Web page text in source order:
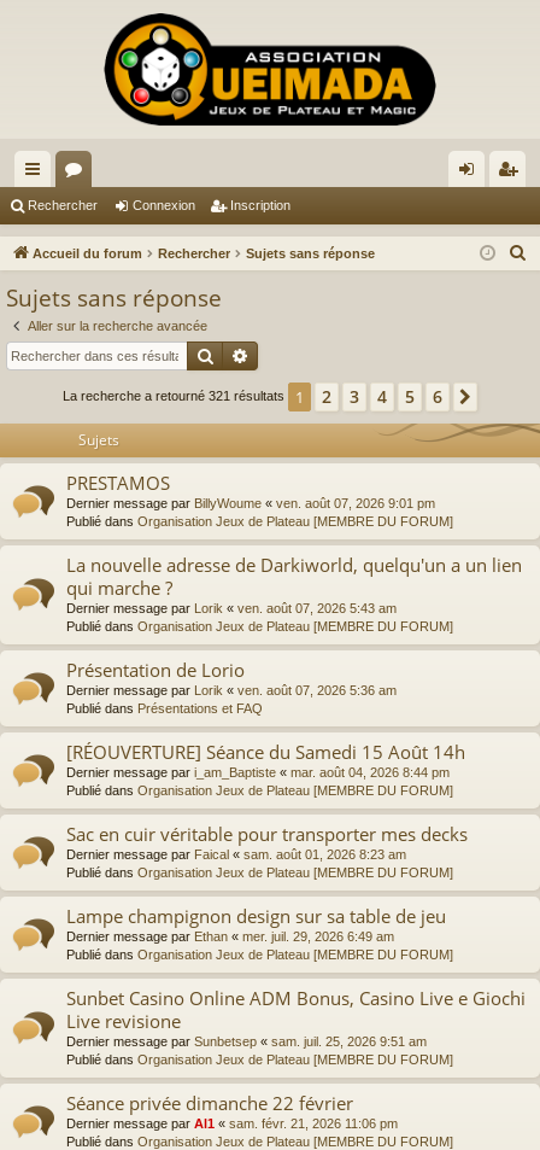
ac
co
ci
s
or
u ne cri
Rechercher Connexion Inscription
Accueil du forum Rechercher Sujets sans réponse
e
Sujets sans réponse
Aller sur la recherche avancée
Rechercher
Recherche avancée
La recherche a retourné 321 résultats 1 2 3 4 5 6
Sujets
PRESTAMOS
Dernier message par BillyWoume « ven. août 07, 2026 9:01 pm
Publié dans Organisation Jeux de Plateau [MEMBRE DU FORUM]
La nouvelle adresse de Darkiworld, quelqu'un a un lien
qui marche ?
Dernier message par Lorik « ven. août 07, 2026 5:43 am
Publié dans Organisation Jeux de Plateau [MEMBRE DU FORUM]
Présentation de Lorio
Dernier message par Lorik « ven. août 07, 2026 5:36 am
Publié dans Présentations et FAQ
[RÉOUVERTURE] Séance du Samedi 15 Août 14h
Dernier message par i_am_Baptiste « mar. août 04, 2026 8:44 pm
Publié dans Organisation Jeux de Plateau [MEMBRE DU FORUM]
Sac en cuir véritable pour transporter mes decks
Dernier message par Faical « sam. août 01, 2026 8:23 am
Publié dans Organisation Jeux de Plateau [MEMBRE DU FORUM]
Lampe champignon design sur sa table de jeu
Dernier message par Ethan « mer. juil. 29, 2026 6:49 am
Publié dans Organisation Jeux de Plateau [MEMBRE DU FORUM]
Sunbet Casino Online ADM Bonus, Casino Live e Giochi
Live revisione
Dernier message par Sunbetsep « sam. juil. 25, 2026 9:51 am
Publié dans Organisation Jeux de Plateau [MEMBRE DU FORUM]
Séance privée dimanche 22 février
Dernier message par Al1 « sam. févr. 21, 2026 11:06 pm
Publié dans Organisation Jeux de Plateau [MEMBRE DU FORUM]